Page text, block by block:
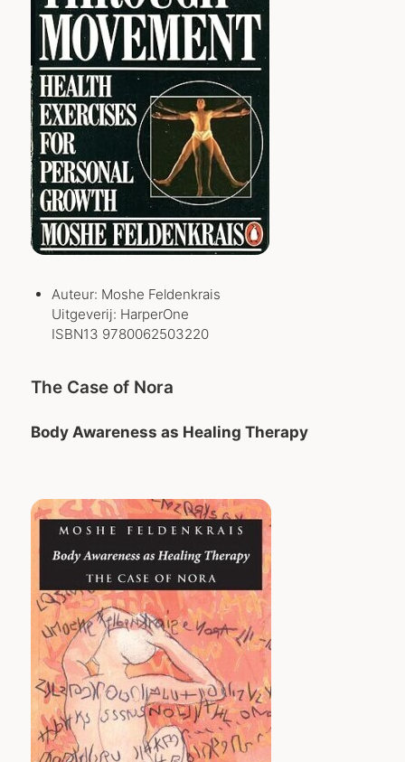
Auteur: Moshe Feldenkrais
Uitgeverij: HarperOne
ISBN13 9780062503220
The Case of Nora
Body Awareness as Healing Therapy